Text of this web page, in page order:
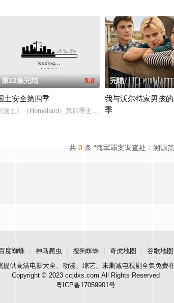
《星球大战StarWars》新三部曲演员JohnBoy
第12集完结 5.0
土安全第四季
《国土》（Homeland）第四季主要描述Carrie以一个情报
完结
我与沃尔特家男孩
季
共 0 条 “海军罪案调查处：溯源
度蜘蛛 神马爬虫 搜狗蜘蛛 奇虎地图 谷歌地图
提供高清电影大全、动漫、综艺、未删减电视剧全集免费
Copyright © 2023 ccjdxs.com All Rights Reserved
粤ICP备17059901号